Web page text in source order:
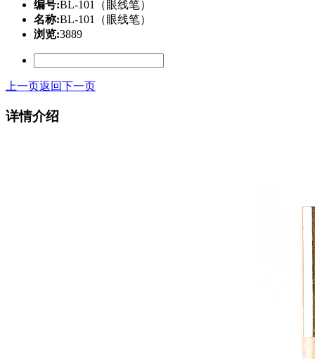
编号:BL-101（眼线笔）
名称:BL-101（眼线笔）
浏览:3889
上一页返回下一页
详情介绍